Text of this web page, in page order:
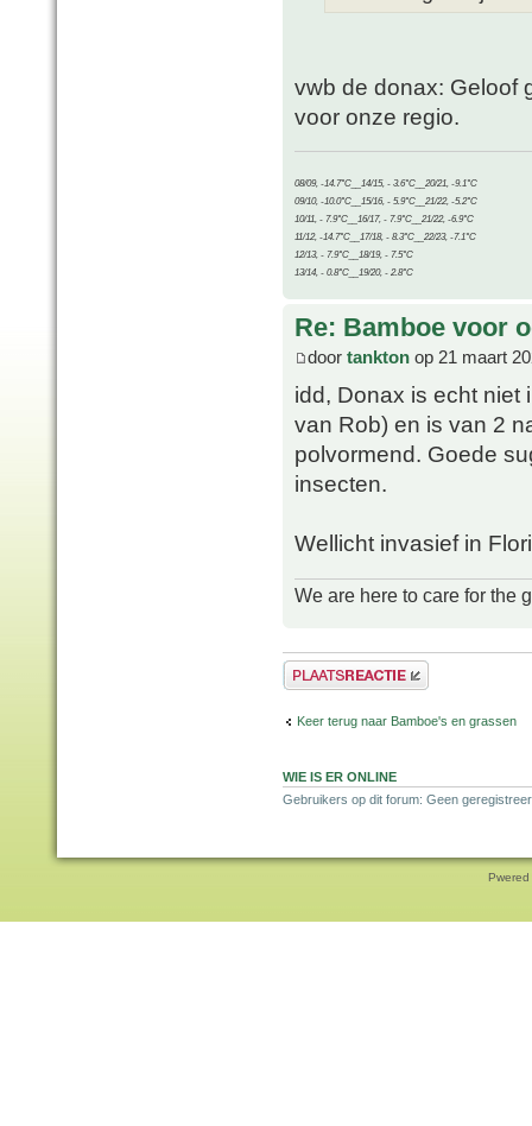
vwb de donax: Geloof
voor onze regio.
08/09, -14.7°C__14/15, - 3.6°C__20/21, -9.1°C
09/10, -10.0°C__15/16, - 5.9°C__21/22, -5.2°C
10/11, - 7.9°C__16/17, - 7.9°C__21/22, -6.9°C
11/12, -14.7°C__17/18, - 8.3°C__22/23, -7.1°C
12/13, - 7.9°C__18/19, - 7.5°C
13/14, - 0.8°C__19/20, - 2.8°C
Re: Bamboe voor
door tankton op 21 maart
idd, Donax is echt niet
van Rob) en is van 2
polvormend. Goede
insecten.
Wellicht invasief in
We are here to care for the
Plaats een reactie
Keer terug naar Bamboe's en grassen
WIE IS ER ONLINE
Gebruikers op dit forum: Geen